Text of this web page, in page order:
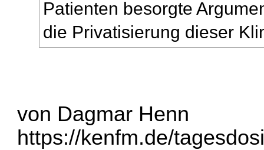
Patienten besorgte
die Privatisierung dieser
von Dagmar Henn
https://kenfm.de/